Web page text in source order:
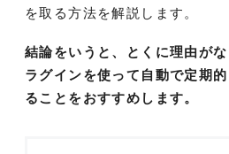
を取る方法を解説します。
結論をいうと、とくに理由が
ラグインを使って自動で定期
ることをおすすめします。